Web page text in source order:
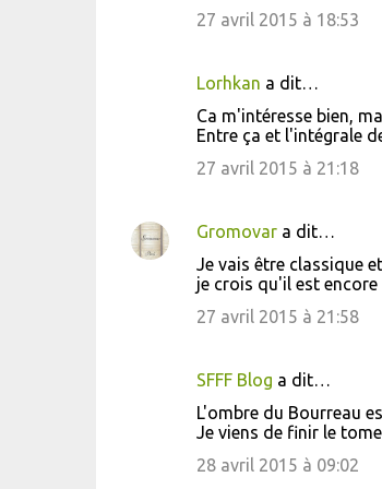
27 avril 2015 à 18:53
Lorhkan a dit…
Ca m'intéresse bien,
Entre ça et l'intégrale
27 avril 2015 à 21:18
Gromovara dit…
Je vais être classique
je crois qu'il est encore
27 avril 2015 à 21:58
SFFF Blog a dit…
L'ombre du Bourreau
Je viens de finir le
28 avril 2015 à 09:02